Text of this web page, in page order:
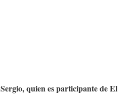
Sergio, quien es participante de El